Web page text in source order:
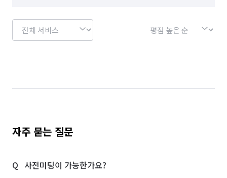
자주 묻는 질문
사전미팅이 가능한가요?